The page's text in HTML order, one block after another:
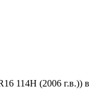
114H (2006 г.в.)) в